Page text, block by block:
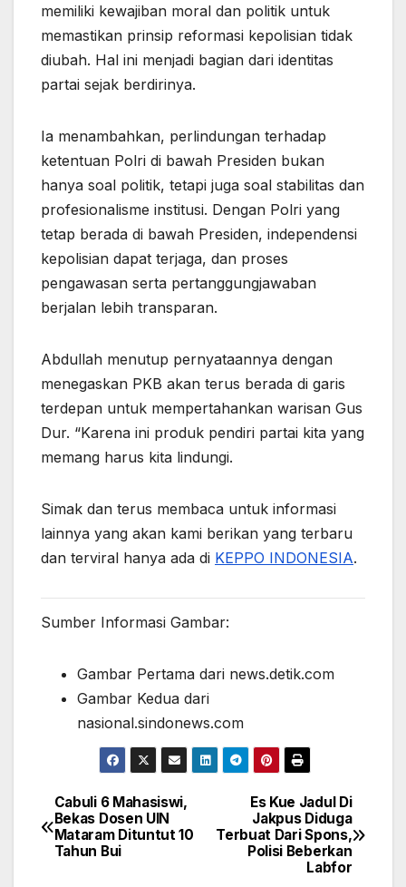
memiliki kewajiban moral dan politik untuk
memastikan prinsip reformasi kepolisian tidak
diubah. Hal ini menjadi bagian dari identitas
partai sejak berdirinya.
Ia menambahkan, perlindungan terhadap
ketentuan Polri di bawah Presiden bukan
hanya soal politik, tetapi juga soal stabilitas dan
profesionalisme institusi. Dengan Polri yang
tetap berada di bawah Presiden, independensi
kepolisian dapat terjaga, dan proses
pengawasan serta pertanggungjawaban
berjalan lebih transparan.
Abdullah menutup pernyataannya dengan
menegaskan PKB akan terus berada di garis
terdepan untuk mempertahankan warisan Gus
Dur. “Karena ini produk pendiri partai kita yang
memang harus kita lindungi.
Simak dan terus membaca untuk informasi
lainnya yang akan kami berikan yang terbaru
dan terviral hanya ada di KEPPO INDONESIA.
Sumber Informasi Gambar:
Gambar Pertama dari news.detik.com
Gambar Kedua dari
nasional.sindonews.com
Post
navigation
Es Kue Jadul Di
Jakpus Diduga
Terbuat Dari Spons,
Polisi Beberkan
Labfor
Cabuli 6 Mahasiswi,
Bekas Dosen UIN
Mataram Dituntut 10
Tahun Bui